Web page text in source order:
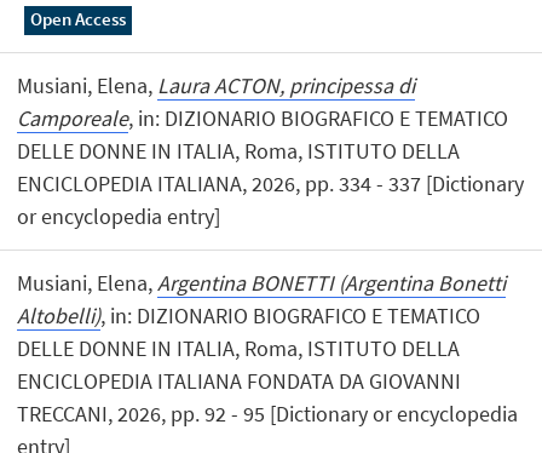
Open Access
Musiani, Elena, Laura ACTON, principessa di
Camporeale, in: DIZIONARIO BIOGRAFICO E TEMATICO
DELLE DONNE IN ITALIA, Roma, ISTITUTO DELLA
ENCICLOPEDIA ITALIANA, 2026, pp. 334 - 337 [Dictionary
or encyclopedia entry]
Musiani, Elena,Argentina BONETTI (Argentina Bonetti
Altobelli), in: DIZIONARIO BIOGRAFICO E TEMATICO
DELLE DONNE IN ITALIA, Roma, ISTITUTO DELLA
ENCICLOPEDIA ITALIANA FONDATA DA GIOVANNI
TRECCANI, 2026, pp. 92 - 95 [Dictionary or encyclopedia
entry]